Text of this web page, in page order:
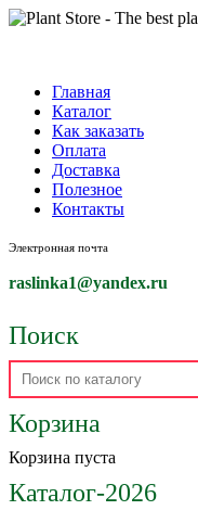
Главная
Каталог
Как заказать
Оплата
Доставка
Полезное
Контакты
Электронная почта
raslinka1@yandex.ru
Поиск
Корзина
Корзина пуста
Каталог-2026